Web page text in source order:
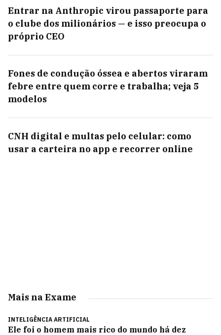
Entrar na Anthropic virou passaporte para
o clube dos milionários — e isso preocupa o
próprio CEO
Fones de condução óssea e abertos viraram
febre entre quem corre e trabalha; veja 5
modelos
CNH digital e multas pelo celular: como
usar a carteira no app e recorrer online
Mais na Exame
INTELIGÊNCIA ARTIFICIAL
Ele foi o homem mais rico do mundo há dez